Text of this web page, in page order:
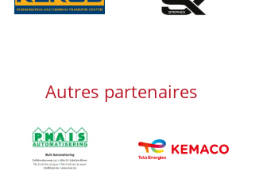
Autres partenaires
Afbeelding
Afbeelding